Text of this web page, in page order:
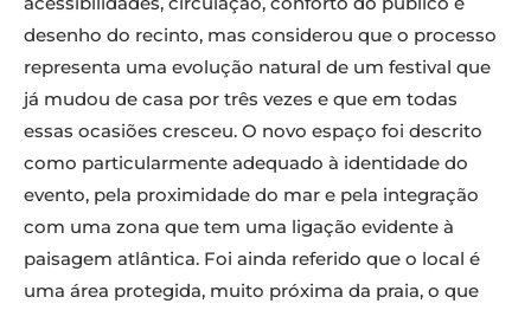
desenho do recinto, mas considerou que o processo
representa uma evolução natural de um festival que
já mudou de casa por três vezes e que em todas
essas ocasiões cresceu. O novo espaço foi descrito
como particularmente adequado à identidade do
evento, pela proximidade do mar e pela integração
com uma zona que tem uma ligação evidente à
paisagem atlântica. Foi ainda referido que o local é
uma área protegida, muito próxima da praia, o que